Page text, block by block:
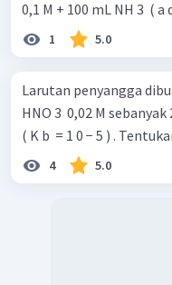
0,1 M + 100 mL NH 3 ​ ( a
1 5.0
Larutan penyangga
HNO 3 ​ 0,02 M
( K b ​ = 1 0 − 5 ) .
4 5.0